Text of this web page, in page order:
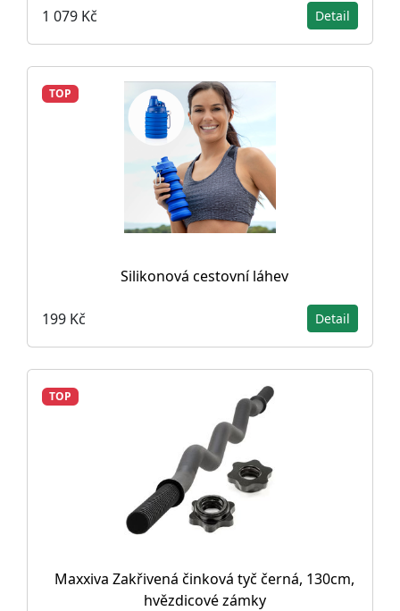
1 079 Kč Detail
TOP
Silikonová cestovní láhev
199 Kč Detail
TOP
Maxxiva Zakřivená činková tyč černá, 130cm,
hvězdicové zámky